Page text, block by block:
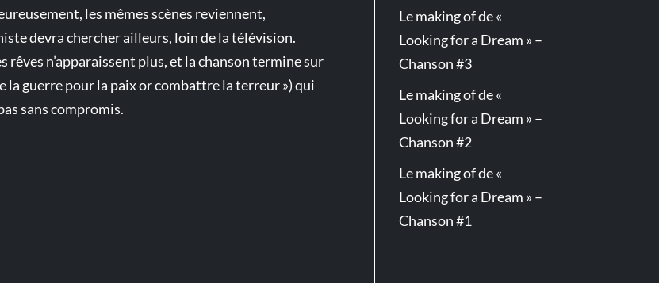
les mêmes scènes reviennent,
devra chercher ailleurs, loin de la télévision.
rêves n’apparaissent plus, et la chanson termine sur
guerre pour la paix or combattre la terreur ») qui
sans compromis.
Le making of de «
Looking for a Dream » –
Chanson #3
Le making of de «
Looking for a Dream » –
Chanson #2
Le making of de «
Looking for a Dream » –
Chanson #1